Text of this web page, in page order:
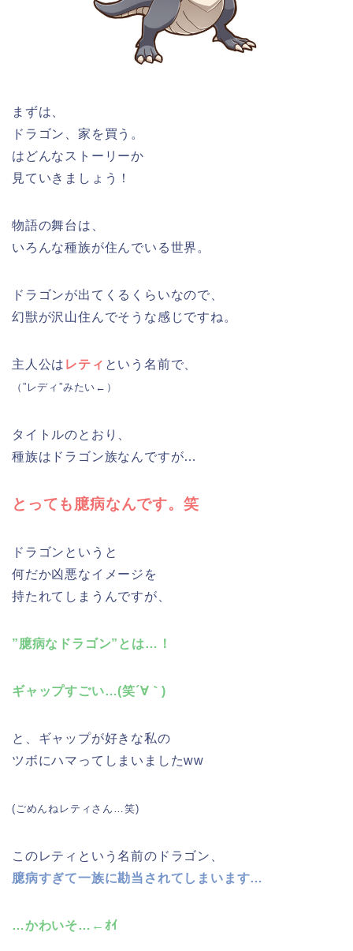
まずは、
ドラゴン、家を買う。
はどんなストーリーか
見ていきましょう！
物語の舞台は、
いろんな種族が住んでいる世界。
ドラゴンが出てくるくらいなので、
幻獣が沢山住んでそうな感じですね。
主人公は レティ という名前で、
（”レディ”みたい←）
タイトルのとおり、
種族はドラゴン族なんですが…
とっても臆病なんです。笑
ドラゴンというと
何だか凶悪なイメージを
持たれてしまうんですが、
”臆病なドラゴン”とは…！
ギャップすごい…(笑´∀｀)
と、ギャップが好きな私の
ツボにハマってしまいましたww
(ごめんねレティさん…笑)
このレティという名前のドラゴン、
臆病すぎて一族に勘当されてしまいます…
…かわいそ…←ｵｲ